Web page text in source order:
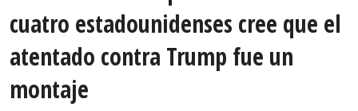
cuatro estadounidenses cree que el
atentado contra Trump fue un
montaje